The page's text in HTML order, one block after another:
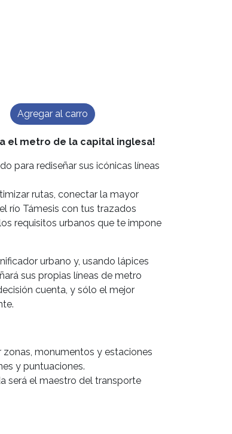
Agregar al carro
el metro de la capital inglesa!
para rediseñar sus icónicas líneas
rutas, conectar la mayor
río Támesis con tus trazados
requisitos urbanos que te impone
urbano y, usando lápices
sus propias líneas de metro
cuenta, y sólo el mejor
monumentos y estaciones
y puntuaciones.
será el maestro del transporte